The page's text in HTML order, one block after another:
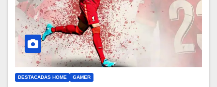
DESTACADAS HOME GAMER